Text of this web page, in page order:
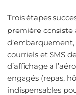
Trois étapes
première consiste
courriels et SMS
d’affichage à
engagés (repas,
indispensables